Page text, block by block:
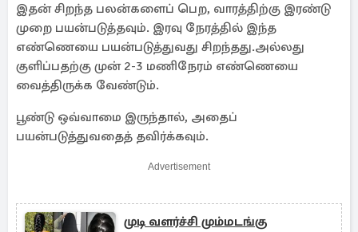
இதன் சிறந்த பலன்களைப் பெற, வாரத்திற்கு இரண்டு
முறை பயன்படுத்தவும். இரவு நேரத்தில் இந்த
எண்ணெயை பயன்படுத்துவது சிறந்தது.அல்லது
குளிப்பதற்கு முன் 2-3 மணிநேரம் எண்ணெயை
வைத்திருக்க வேண்டும்.
பூண்டு ஒவ்வாமை இருந்தால், அதைப்
பயன்படுத்துவதைத் தவிர்க்கவும்.
Advertisement
முடி வளர்ச்சி மும்மடங்கு